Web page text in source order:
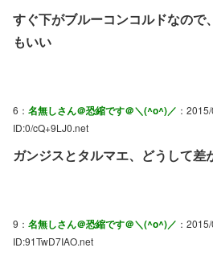
すぐ下がブルーコンコルドなので
もいい
6： 名無しさん＠恐縮です＠＼(^o^)／ ：
ID:0/cQ+9LJ0.net
ガンジスとタルマエ、どうして差
9： 名無しさん＠恐縮です＠＼(^o^)／ ：
ID:91TwD7IAO.net